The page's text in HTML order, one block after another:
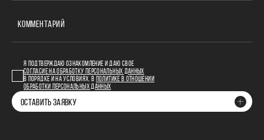
КОММЕНТАРИЙ
Я ПОДТВЕРЖДАЮ ОЗНАКОМЛЕНИЕ И ДАЮ СВОЕ
СОГЛАСИЕ НА ОБРАБОТКУ ПЕРСОНАЛЬНЫХ ДАННЫХ
В ПОРЯДКЕ И НА УСЛОВИЯХ, В
ПОЛИТИКЕ В ОТНОШЕНИИ
ОБРАБОТКИ ПЕРСОНАЛЬНЫХ ДАННЫХ
ОСТАВИТЬ ЗАЯВКУ